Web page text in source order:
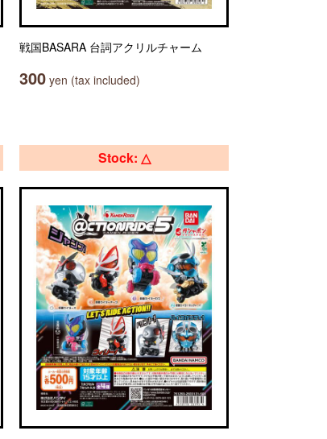
戦国BASARA 台詞アクリルチャーム
300 yen (tax included)
Stock: △